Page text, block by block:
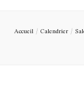
Accueil/ Calendrier/